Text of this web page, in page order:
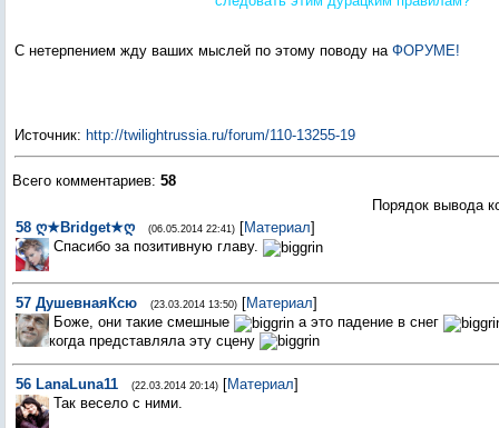
С нетерпением жду ваших мыслей по этому поводу на ФОРУМЕ!
Источник: http://twilightrussia.ru/forum/110-13255-19
Всего комментариев: 58
Порядок вывода
58 ღ★Bridget★ღ (06.05.2014 22:41) [Материал]
Спасибо за позитивную главу.
57 ДушевнаяКсю (23.03.2014 13:50) [Материал]
Боже, они такие смешные
а это падение в снег
когда представляла эту сцену
56 LanaLuna11 (22.03.2014 20:14) [Материал]
Так весело с ними.